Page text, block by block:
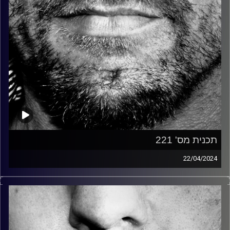
תכנית מס' 221
22/04/2024
זיפים, מוזיקה מחוספסת של הופעות חיות. הרבה ג'אם, רוק,
בלוז, bluegrass, ג'אז, Fאנק, פרוגרסיב ואפילו אלקטרוניקה.
כל מה שחי, אמיתי ונושם.
עם שמוליק רגב.